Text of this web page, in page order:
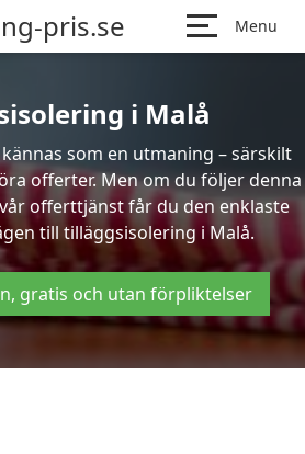
pris.se Menu
i Malå
som en utmaning – särskilt
offerter. Men om du följer denna
offerttjänst får du den enklaste
till tilläggsisolering i Malå.
gratis och utan förpliktelser